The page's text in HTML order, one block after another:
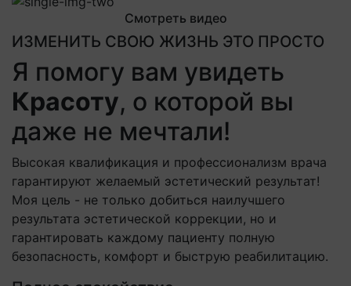
Смотреть видео
ИЗМЕНИТЬ СВОЮ ЖИЗНЬ ЭТО ПРОСТО
Я помогу вам увидеть
Красоту, о которой вы
даже не мечтали!
Высокая квалификация и профессионализм врача
гарантируют желаемый эстетический результат!
Моя цель - не только добиться наилучшего
результата эстетической коррекции, но и
гарантировать каждому пациенту полную
безопасность, комфорт и быструю реабилитацию.